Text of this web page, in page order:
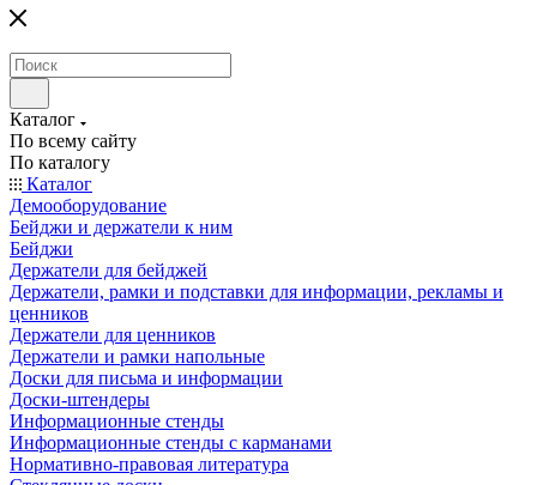
Каталог
По всему сайту
По каталогу
Каталог
Демооборудование
Бейджи и держатели к ним
Бейджи
Держатели для бейджей
Держатели, рамки и подставки для информации, рекламы и
ценников
Держатели для ценников
Держатели и рамки напольные
Доски для письма и информации
Доски-штендеры
Информационные стенды
Информационные стенды с карманами
Нормативно-правовая литература